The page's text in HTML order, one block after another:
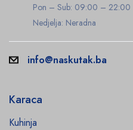
Pon – Sub: 09:00 – 22:00
Nedjelja: Neradna
info@naskutak.ba
Karaca
Kuhinja